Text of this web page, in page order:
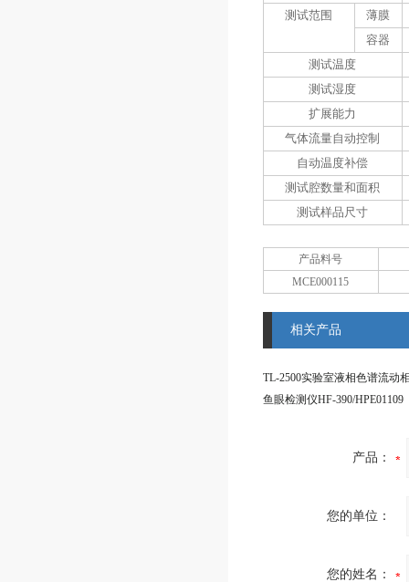
测试范围
薄膜
容器
测试温度
测试湿度
扩展能力
气体流量自动控制
自动温度补偿
测试腔数量和面积
测试样品尺寸
产品料号
MCE000115
相关产品
TL-2500实验室液相色谱流动
鱼眼检测仪HF-390/HPE01109
产品：
您的单位：
您的姓名：